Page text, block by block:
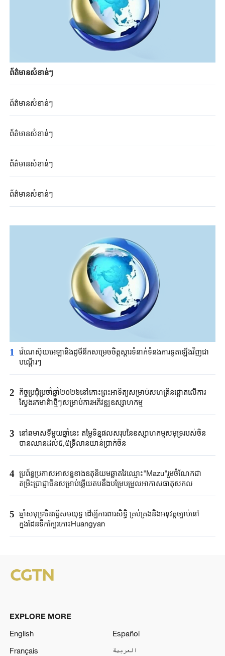
ព័ត៌មានសំខាន់ៗ
ព័ត៌មានសំខាន់ៗ
ព័ត៌មានសំខាន់ៗ
ព័ត៌មានសំខាន់ៗ
ព័ត៌មានសំខាន់ៗ
1 វ៉េណេស៊ុយអេឡា​និងដូមីនីក​សម្រេចចិត្ត​ស្តារទំនាក់ទំនង​ការទូតឡើងវិញ​ជា
បណ្តើរៗ​
2
កិច្ចប្រជុំប្រចាំឆ្នាំ២០២៦នៅកោះព្រះអាទិត្យសម្រាប់សហគ្រិនផ្តោតលើការ
ស្វែងរកមាគ៌ាថ្មីៗសម្រាប់ការអភិវឌ្ឍឧស្សាហកម្ម
3 នៅឆមាសទីមួយឆ្នាំនេះ តម្លៃទិន្នផលសរុបនៃឧស្សាហកម្មសមុទ្ររបស់ចិន
បានឈានដល់៥,៥ទ្រីលានយាន់ប្រាក់ចិន
4 ប្រព័ន្ធប្រកាសអាសន្នខាងឧតុនិយមឆ្លាតវៃឈ្មោះ"Mazu"រួមចំណែកជា
តម្រិះប្រាជ្ញាចិនសម្រាប់ឆ្លើយតបនឹងបម្រែបម្រួលអាកាសធាតុសកល
5 ឆ្មាំសមុទ្រចិនធ្វើសមយុទ្ធ ដើម្បីការពារសិទ្ធិ គ្រប់គ្រងនិងអនុវត្តច្បាប់នៅ
ក្នុងដែនទឹកក្បែរកោះHuangyan
EXPLORE MORE
English
Español
Français
العربية